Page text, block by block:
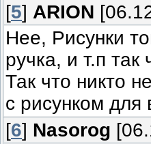
[5] ARION
Нее, Рисунки
ручка, и т.п так
Так что никто
с рисунком для
[6] Nasorog